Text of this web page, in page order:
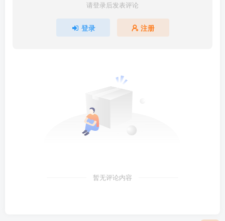
请登录后发表评论
登录 注册
暂无评论内容